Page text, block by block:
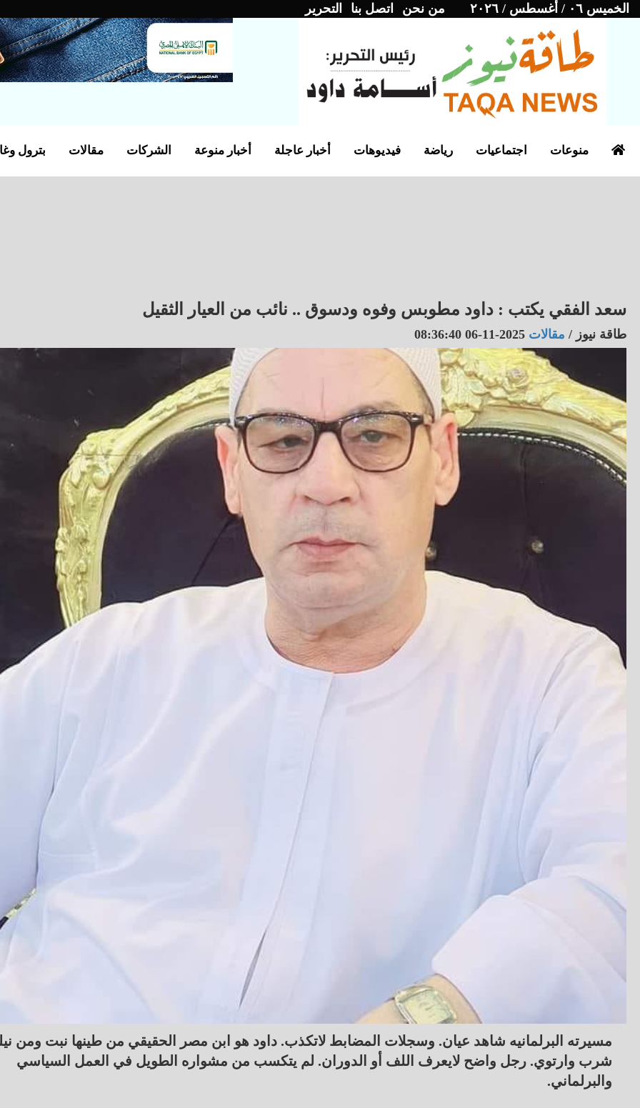
الخميس ٠٦ / أغسطس / ٢٠٢٦ من نحن اتصل بنا التحرير
بترول مقالات الشركات أخبار منوعة أخبار عاجلة فيديوهات رياضة اجتماعيات منوعات
سعد الفقي يكتب : داود مطوبس وفوه ودسوق .. نائب من العيار الثقيل
طاقة نيوز / مقالات2025-11-06 08:36:40
مسيرته البرلمانيه شاهد عيان. وسجلات المضابط لاتكذب. داود هو ابن مصر الحقيقي من طينها نبت ومن
شرب وارتوي. رجل واضح لايعرف اللف أو الدوران. لم يتكسب من مشواره الطويل في العمل السياسي
والبرلماني.